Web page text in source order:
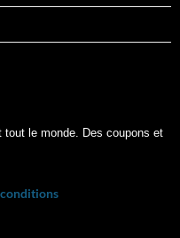
tout le monde. Des coupons et
conditions